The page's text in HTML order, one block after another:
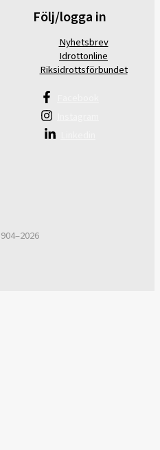
Följ/logga in
Nyhetsbrev
Idrottonline
Riksidrottsförbundet